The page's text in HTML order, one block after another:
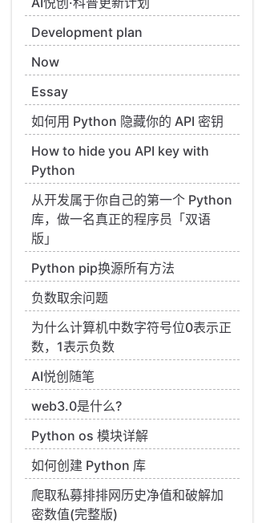
Development plan
Now
Essay
如何用 Python 隐藏你的 API 密钥
How to hide you API key with
Python
从开发属于你自己的第一个 Python
库，做一名真正的程序员「双语
版」
Python pip换源所有方法
负数取余问题
为什么计算机中数字符号位0表示正
数，1表示负数
AI悦创随笔
web3.0是什么?
Python os 模块详解
如何创建 Python 库
爬取私募排排网历史净值和破解加
密数值(完整版)